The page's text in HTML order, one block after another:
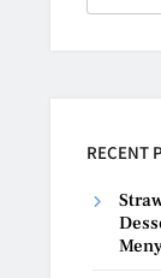
RECENT